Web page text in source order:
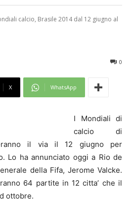
calcio, Brasile 2014 dal 12 giugno al
0
X WhatsApp
I Mondiali di
calcio di
il via il 12 giugno per
Lo ha annunciato oggi a Rio de
della Fifa, Jerome Valcke.
64 partite in 12 citta’ che il
ottobre.